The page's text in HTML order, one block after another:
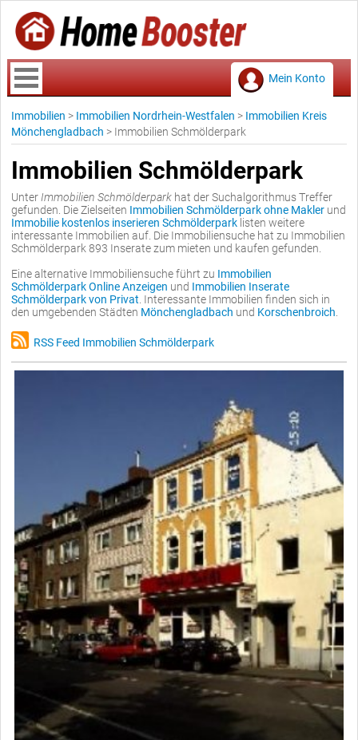
Mein Konto
Immobilien > Immobilien Nordrhein-Westfalen > Immobilien Kreis
Mönchengladbach > Immobilien Schmölderpark
Immobilien Schmölderpark
Unter Immobilien Schmölderpark hat der Suchalgorithmus Treffer
gefunden. Die Zielseiten Immobilien Schmölderpark ohne Makler und
Immobilie kostenlos inserieren Schmölderpark listen weitere
interessante Immobilien auf. Die Immobiliensuche hat zu Immobilien
Schmölderpark 893 Inserate zum mieten und kaufen gefunden.
Eine alternative Immobiliensuche führt zu Immobilien
Schmölderpark Online Anzeigen und Immobilien Inserate
Schmölderpark von Privat . Interessante Immobilien finden sich in
den umgebenden Städten Mönchengladbach und Korschenbroich
RSS Feed Immobilien Schmölderpark